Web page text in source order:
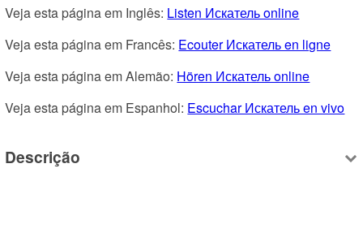
Veja esta página em Inglês: Listen Искатель online
Veja esta página em Francês: Ecouter Искатель en ligne
Veja esta página em Alemão: Hören Искатель online
Veja esta página em Espanhol: Escuchar Искатель en vivo
Descrição